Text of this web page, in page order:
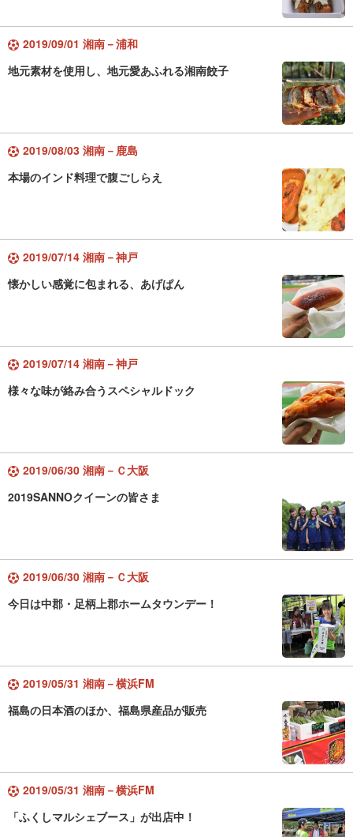
2019/09/01 湘南－浦和
地元素材を使用し、地元愛あふれる湘南餃子
2019/08/03 湘南－鹿島
本場のインド料理で腹ごしらえ
2019/07/14 湘南－神戸
懐かしい感覚に包まれる、あげぱん
2019/07/14 湘南－神戸
様々な味が絡み合うスペシャルドック
2019/06/30 湘南－Ｃ大阪
2019SANNOクイーンの皆さま
2019/06/30 湘南－Ｃ大阪
今日は中郡・足柄上郡ホームタウンデー！
2019/05/31 湘南－横浜FM
福島の日本酒のほか、福島県産品が販売
2019/05/31 湘南－横浜FM
「ふくしマルシェブース」が出店中！